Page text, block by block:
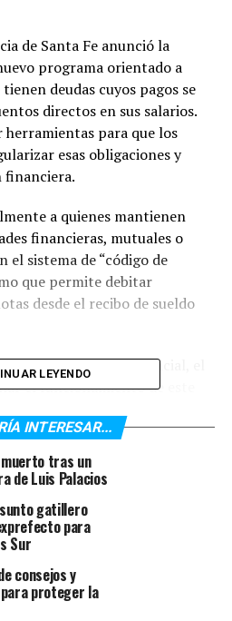
de Santa Feanunció la
programa orientado a
deudas cuyos pagos se
directos en sus salarios.
herramientas para que los
esas obligaciones y
financiera.
a quienes mantienen
financieras, mutuales o
el sistema de “código de
que permite debitar
desde el recibo de sueldo
la administración provincial, el
el funcionamiento de este
mensual de los empleados
las deducciones acumuladas
el salario disponible para
alternativas para los
o acceder a esquemas
reorganizar los pagos en
LEYENDO
INTERESAR...
tras un
de Luis Palacios
gatillero
para
Sur
consejos y
proteger la